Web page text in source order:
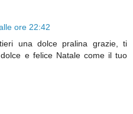
ore 22:42
una dolce pralina grazie, ti
e felice Natale come il tuo